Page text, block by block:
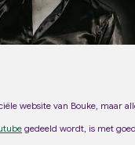
website van Bouke, maar
gedeeld wordt, is met